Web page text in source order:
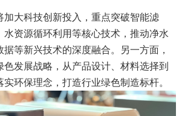
加大科技创新投入，重点突破智能滤
水资源循环利用等核心技术，推动净水
等新兴技术的深度融合。另一方面，
发展战略，从产品设计、材料选择到
环保理念，打造行业绿色制造标杆。